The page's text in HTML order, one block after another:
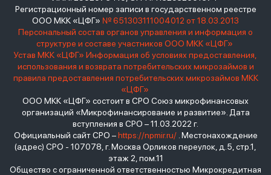
Регистрационный номер записи в государственном реестре
ООО МКК «ЦФГ» № 651303111004012 от 18.03.2013
Персональный состав органов управления и информация о
структуре и составе участников ООО МКК «ЦФГ»
Устав МКК «ЦФГ» Информация об условиях предоставления,
использования и возврата потребительских микрозаймов и
правила предоставления потребительских микрозаймов МКК
«ЦФГ»
ООО МКК «ЦФГ» состоит в СРО Союз микрофинансовых
организаций «Микрофинансирование и развитие». Дата
вступления в СРО – 11.03.2022 г.
Официальный сайт СРО –https://npmir.ru/. Местонахождение
(адрес) СРО - 107078, г. Москва Орликов переулок, д.5, стр.1,
этаж 2, пом.11
Общество с ограниченной ответственностью Микрокредитная